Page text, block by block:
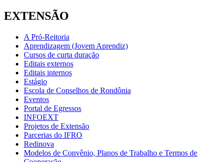
EXTENSÃO
A Pró-Reitoria
Aprendizagem (Jovem Aprendiz)
Cursos de curta duração
Editais externos
Editais internos
Estágio
Escola de Conselhos de Rondônia
Eventos
Portal de Egressos
INFOEXT
Projetos de Extensão
Parcerias do IFRO
Redinova
Modelos de Convênio, Planos de Trabalho e Termos de